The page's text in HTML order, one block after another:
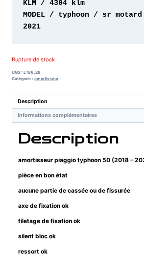
MODEL / typhoon / sr
2021
Rupture de stock
UGS : L198.28
Catégorie : amortisseur
Description
Informations complémentaires
Description
amortisseur piaggio typhoon 50 (2018 –
pièce en bon état
aucune partie de cassée ou de fissurée
axe de fixation ok
filetage de fixation ok
silent bloc ok
ressort ok